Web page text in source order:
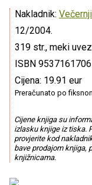
Nakladnik:
12/2004.
319 str., meki uvez
ISBN 9537161706
Cijena: 19.91 eur
Preračunato po
Cijene knjiga su
izlasku knjige iz tiska.
provjerite kod
bave prodajom knjiga,
knjižnicama.